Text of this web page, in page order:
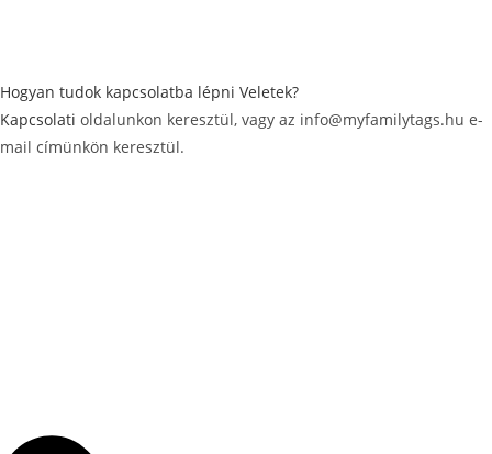
Hogyan tudok kapcsolatba lépni Veletek?
Kapcsolati oldalunkon keresztül, vagy az info@myfamilytags.hu e-
mail címünkön keresztül.